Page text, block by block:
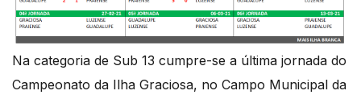
Na categoria de Sub 13 cumpre-se a última jornada do
Campeonato da Ilha Graciosa, no Campo Municipal da